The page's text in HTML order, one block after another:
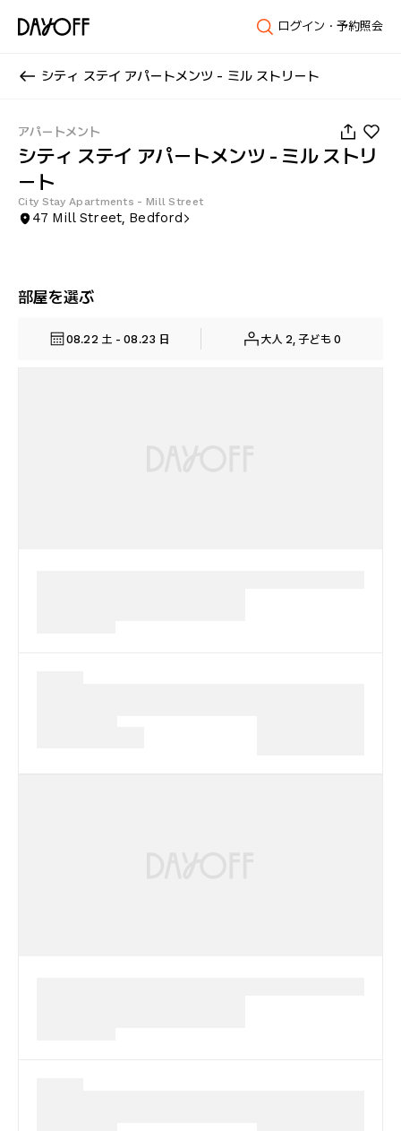
ログイン・予約照会
シティ ステイ アパートメンツ - ミル ストリート
アパートメント
シティ ステイ アパートメンツ - ミル ストリ
ート
City Stay Apartments - Mill Street
47 Mill Street, Bedford
部屋を選ぶ
08.22 土 - 08.23 日 大人 2, 子ども 0